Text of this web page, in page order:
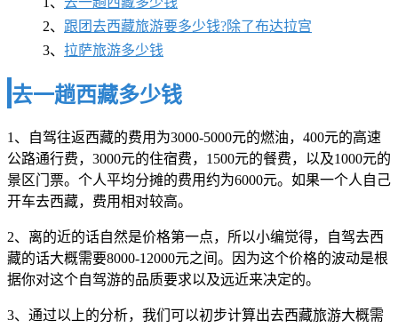
2、 跟团去西藏旅游要多少钱?除了布达拉宫
3、 拉萨旅游多少钱
去一趟西藏多少钱
1、自驾往返西藏的费用为3000-5000元的燃油，400元的高速
公路通行费，3000元的住宿费，1500元的餐费，以及1000元的
景区门票。个人平均分摊的费用约为6000元。如果一个人自己
开车去西藏，费用相对较高。
2、离的近的话自然是价格第一点，所以小编觉得，自驾去西
藏的话大概需要8000-12000元之间。因为这个价格的波动是根
据你对这个自驾游的品质要求以及远近来决定的。
3、通过以上的分析，我们可以初步计算出去西藏旅游大概需